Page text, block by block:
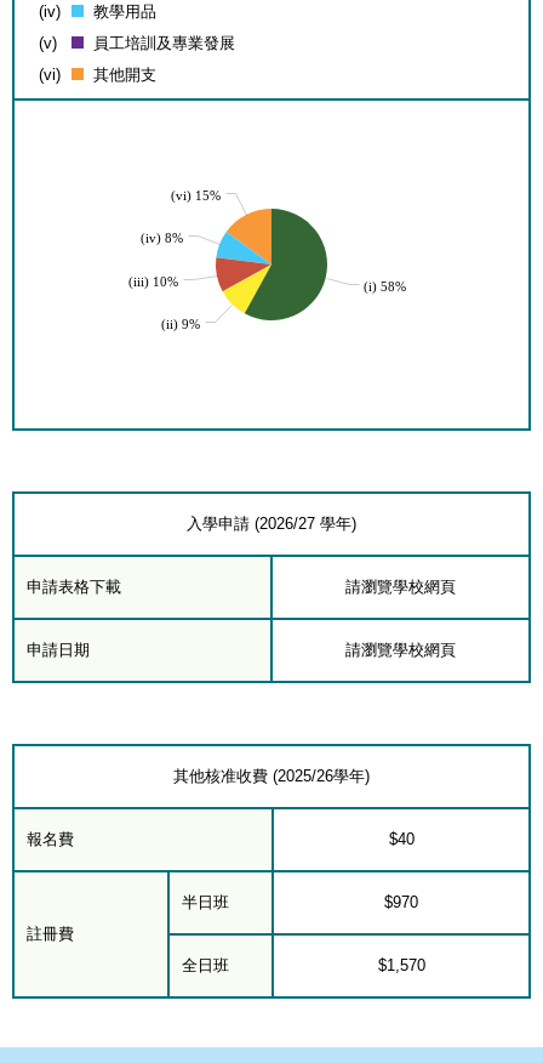
(iv)
教學用品
(v)
員工培訓及專業發展
(vi)
其他開支
(vi) 15%
(iv) 8%
(iii) 10%
(ii) 9%
(i) 58%
入學申請 (2026/27 學年)
申請表格下載 請瀏覽學校網頁
申請日期 請瀏覽學校網頁
其他核准收費 (2025/26學年)
報名費 $40
註冊費
半日班 $970
全日班 $1,570